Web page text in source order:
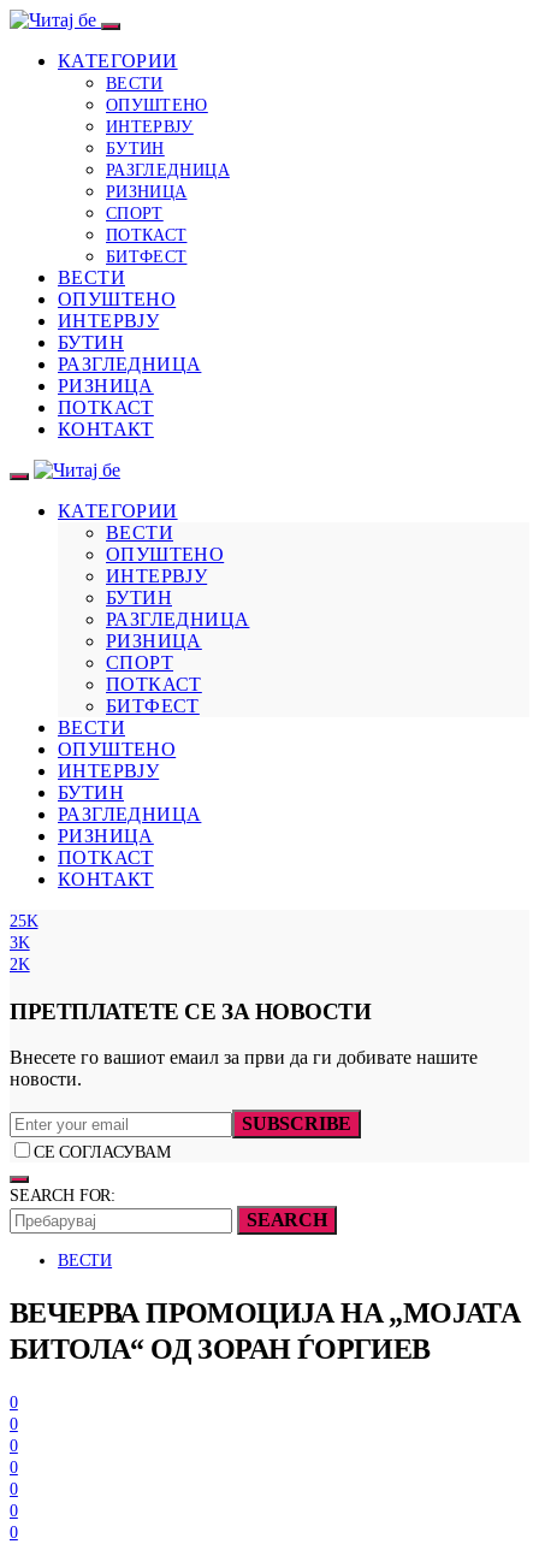
КАТЕГОРИИ
ВЕСТИ
ОПУШТЕНО
ИНТЕРВЈУ
БУТИН
РАЗГЛЕДНИЦА
РИЗНИЦА
СПОРТ
ПОТКАСТ
БИТФЕСТ
ВЕСТИ
ОПУШТЕНО
ИНТЕРВЈУ
БУТИН
РАЗГЛЕДНИЦА
РИЗНИЦА
ПОТКАСТ
КОНТАКТ
КАТЕГОРИИ
ВЕСТИ
ОПУШТЕНО
ИНТЕРВЈУ
БУТИН
РАЗГЛЕДНИЦА
РИЗНИЦА
СПОРТ
ПОТКАСТ
БИТФЕСТ
ВЕСТИ
ОПУШТЕНО
ИНТЕРВЈУ
БУТИН
РАЗГЛЕДНИЦА
РИЗНИЦА
ПОТКАСТ
КОНТАКТ
25K
3K
2K
ПРЕТПЛАТЕТЕ СЕ ЗА НОВОСТИ
Внесете го вашиот емаил за први да ги добивате нашите
новости.
SUBSCRIBE
СЕ СОГЛАСУВАМ
SEARCH FOR:
SEARCH
ВЕСТИ
ВЕЧЕРВА ПРОМОЦИЈА НА „МОЈАТА
БИТОЛА“ ОД ЗОРАН ЃОРГИЕВ
0
0
0
0
0
0
0